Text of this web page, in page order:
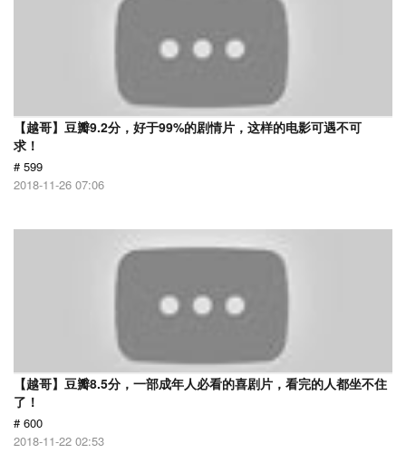
【越哥】豆瓣9.2分，好于99%的剧情片，这样的电影可遇不可
求！
# 599
2018-11-26 07:06
【越哥】豆瓣8.5分，一部成年人必看的喜剧片，看完的人都坐不住
了！
# 600
2018-11-22 02:53